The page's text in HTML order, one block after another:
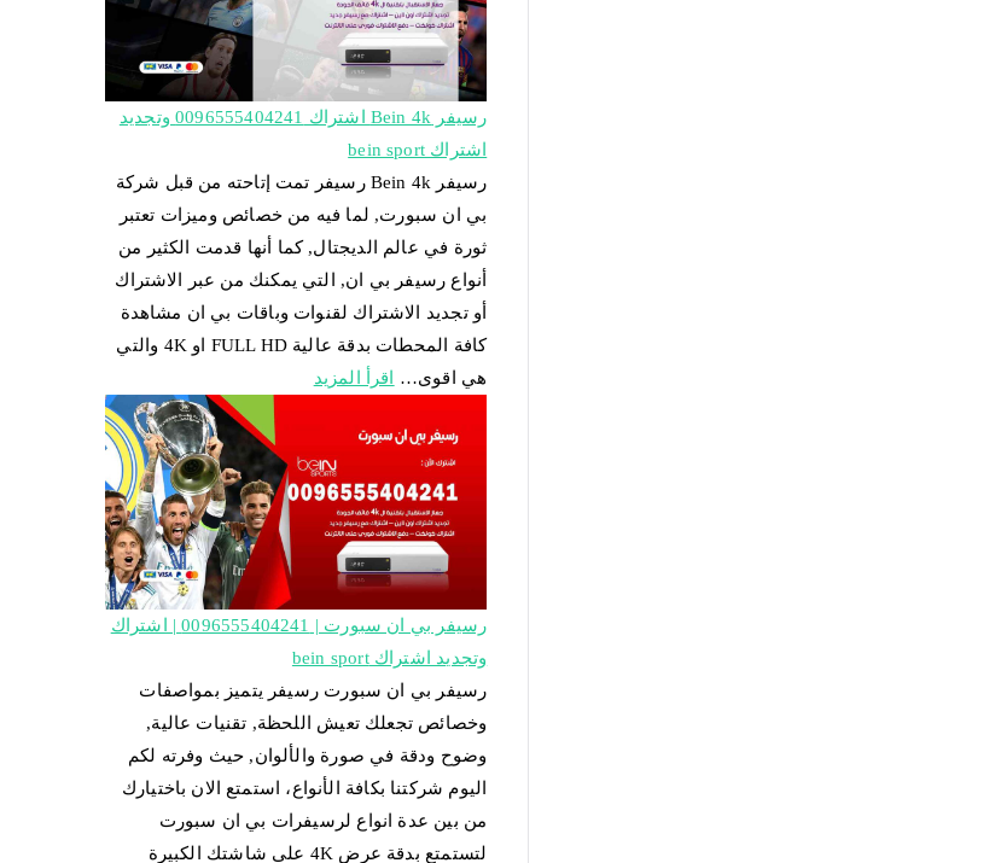
رسيفر Bein 4k اشتراك 0096555404241 وتجديد
اشتراك bein sport
رسيفر Bein 4k رسيفر تمت إتاحته من قبل شركة
بي ان سبورت, لما فيه من خصائص وميزات تعتبر
ثورة في عالم الديجتال, كما أنها قدمت الكثير من
أنواع رسيفر بي ان, التي يمكنك من عبر الاشتراك
أو تجديد الاشتراك لقنوات وباقات بي ان مشاهدة
كافة المحطات بدقة عالية FULL HD او 4K والتي
هي اقوى…
اقرأ المزيد
رسيفر بي ان سبورت | 0096555404241 | اشتراك
وتجديد اشتراك bein sport
رسيفر بي ان سبورت رسيفر يتميز بمواصفات
وخصائص تجعلك تعيش اللحظة, تقنيات عالية,
وضوح ودقة في صورة والألوان, حيث وفرته لكم
اليوم شركتنا بكافة الأنواع، استمتع الان باختيارك
من بين عدة انواع لرسيفرات بي ان سبورت
لتستمتع بدقة عرض 4K على شاشتك الكبيرة